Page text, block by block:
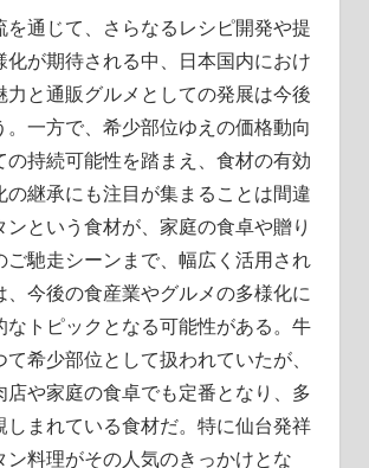
を通じて、さらなるレシピ開発や提
化が期待される中、日本国内におけ
力と通販グルメとしての発展は今後
。一方で、希少部位ゆえの価格動向
の持続可能性を踏まえ、食材の有効
の継承にも注目が集まることは間違
ンという食材が、家庭の食卓や贈り
ご馳走シーンまで、幅広く活用され
、今後の食産業やグルメの多様化に
なトピックとなる可能性がある。牛
希少部位として扱われていたが、
店や家庭の食卓でも定番となり、多
しまれている食材だ。特に仙台発祥
ン料理がその人気のきっかけとな